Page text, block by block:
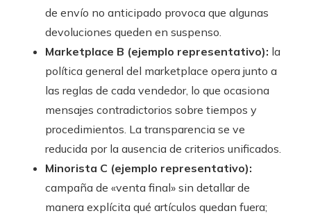
de envío no anticipado provoca que algunas
devoluciones queden en suspenso.
Marketplace B (ejemplo representativo): la
política general del marketplace opera junto a
las reglas de cada vendedor, lo que ocasiona
mensajes contradictorios sobre tiempos y
procedimientos. La transparencia se ve
reducida por la ausencia de criterios unificados.
Minorista C (ejemplo representativo):
campaña de «venta final» sin detallar de
manera explícita qué artículos quedan fuera;